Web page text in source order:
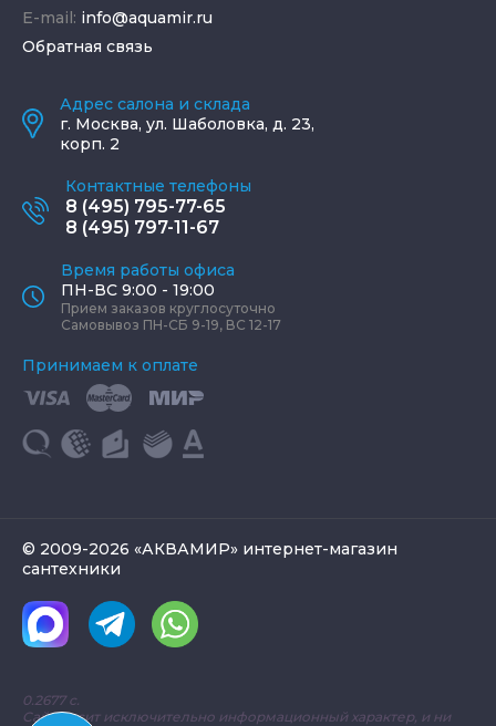
E-mail: info@aquamir.ru
Обратная связь
Адрес салона и склада
г. Москва, ул. Шаболовка, д. 23,
корп. 2
Контактные телефоны
8 (495) 795-77-65
8 (495) 797-11-67
Время работы офиса
ПН-ВС 9:00 - 19:00
Прием заказов круглосуточно
Самовывоз ПН-СБ 9-19, ВС 12-17
Принимаем к оплате
© 2009-2026 «АКВАМИР» интернет-магазин
сантехники
0.2677 с.
Сайт носит исключительно информационный характер, и ни